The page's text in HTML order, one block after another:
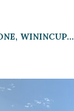
WININCUP…